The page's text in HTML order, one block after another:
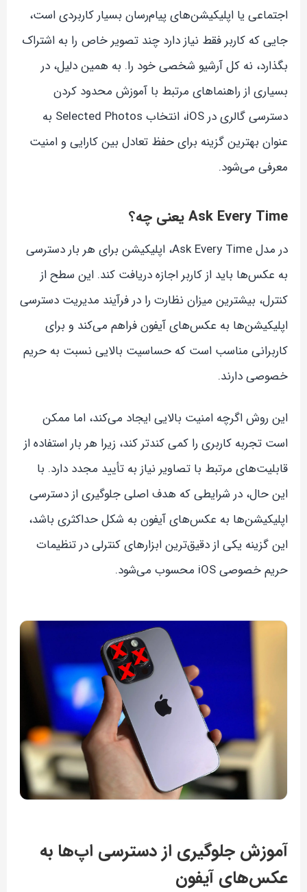
اجتماعی یا اپلیکیشن‌های پیام‌رسان بسیار کاربردی است،
جایی که کاربر فقط نیاز دارد چند تصویر خاص را به اشتراک
بگذارد، نه کل آرشیو شخصی خود را. به همین دلیل، در
بسیاری از راهنماهای مرتبط با آموزش محدود کردن
دسترسی گالری در iOS، انتخاب Selected Photos به
عنوان بهترین گزینه برای حفظ تعادل بین کارایی و امنیت
معرفی می‌شود.
Ask Every Time یعنی چه؟
در مدل Ask Every Time، اپلیکیشن برای هر بار دسترسی
به عکس‌ها باید از کاربر اجازه دریافت کند. این سطح از
کنترل، بیشترین میزان نظارت را در فرآیند مدیریت دسترسی
اپلیکیشن‌ها به عکس‌های آیفون فراهم می‌کند و برای
کاربرانی مناسب است که حساسیت بالایی نسبت به حریم
خصوصی دارند.
این روش اگرچه امنیت بالایی ایجاد می‌کند، اما ممکن
است تجربه کاربری را کمی کندتر کند، زیرا هر بار استفاده از
قابلیت‌های مرتبط با تصاویر نیاز به تأیید مجدد دارد. با
این حال، در شرایطی که هدف اصلی جلوگیری از دسترسی
اپلیکیشن‌ها به عکس‌های آیفون به شکل حداکثری باشد،
این گزینه یکی از دقیق‌ترین ابزارهای کنترلی در تنظیمات
حریم خصوصی iOS محسوب می‌شود.
آموزش جلوگیری از دسترسی اپ‌ها به
عکس‌های آیفون